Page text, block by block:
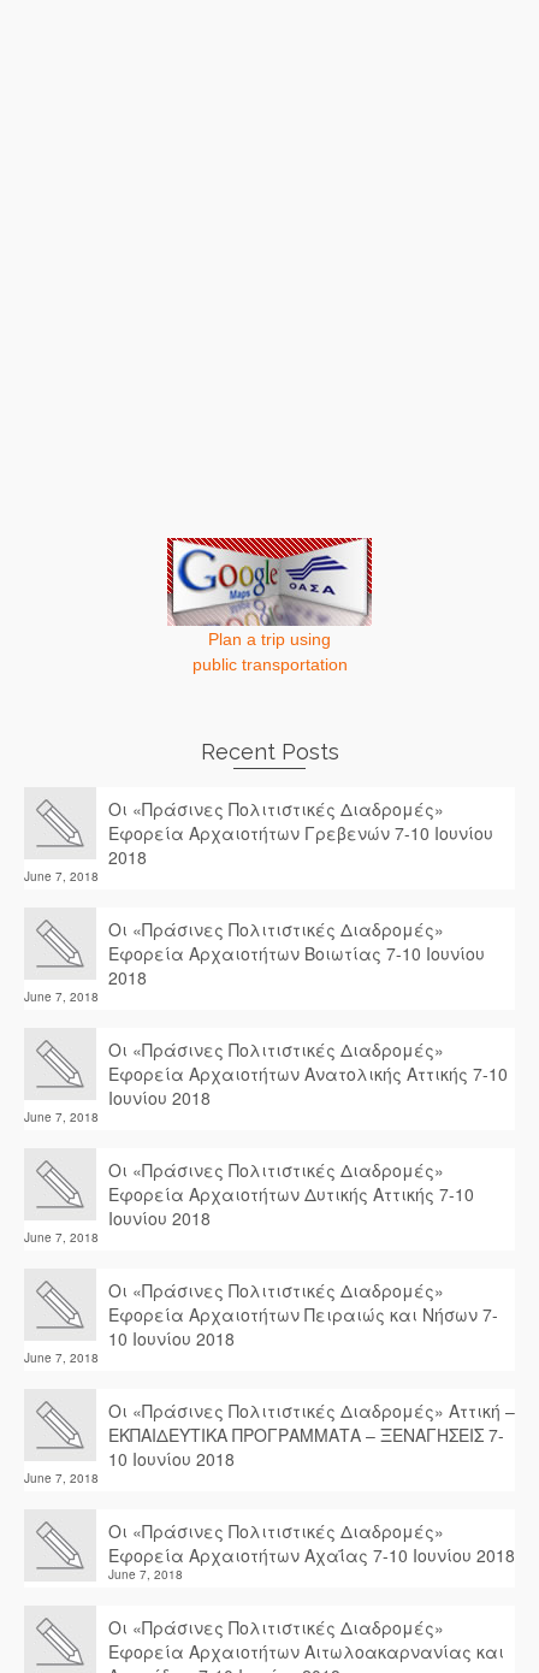
Plan a trip using
public transportation
Recent Posts
Οι «Πράσινες Πολιτιστικές Διαδρομές»
Εφορεία Αρχαιοτήτων Γρεβενών 7-10 Ιουνίου
2018
June 7, 2018
Οι «Πράσινες Πολιτιστικές Διαδρομές»
Εφορεία Αρχαιοτήτων Βοιωτίας 7-10 Ιουνίου
2018
June 7, 2018
Οι «Πράσινες Πολιτιστικές Διαδρομές»
Εφορεία Αρχαιοτήτων Ανατολικής Αττικής 7-10
Ιουνίου 2018
June 7, 2018
Οι «Πράσινες Πολιτιστικές Διαδρομές»
Εφορεία Αρχαιοτήτων Δυτικής Αττικής 7-10
Ιουνίου 2018
June 7, 2018
Οι «Πράσινες Πολιτιστικές Διαδρομές»
Εφορεία Αρχαιοτήτων Πειραιώς και Νήσων 7-
10 Ιουνίου 2018
June 7, 2018
Οι «Πράσινες Πολιτιστικές Διαδρομές» Αττική –
ΕΚΠΑΙΔΕΥΤΙΚΑ ΠΡΟΓΡΑΜΜΑΤΑ – ΞΕΝΑΓΗΣΕΙΣ 7-
10 Ιουνίου 2018
June 7, 2018
Οι «Πράσινες Πολιτιστικές Διαδρομές»
Εφορεία Αρχαιοτήτων Αχαΐας 7-10 Ιουνίου 2018
June 7, 2018
Οι «Πράσινες Πολιτιστικές Διαδρομές»
Εφορεία Αρχαιοτήτων Αιτωλοακαρνανίας και